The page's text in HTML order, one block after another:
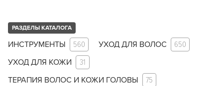
РАЗДЕЛЫ КАТАЛОГА
ИНСТРУМЕНТЫ 560 УХОД ДЛЯ ВОЛОС 650
УХОД ДЛЯ КОЖИ 31
ТЕРАПИЯ ВОЛОС И КОЖИ ГОЛОВЫ 75